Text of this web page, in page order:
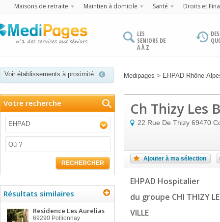
Maisons de retraite Maintien à domicile Santé Droits et
LES
SENIORS DE
A À Z
Voir établissements à proximité Medipages > EHPAD Rhône-
Votre recherche
EHPAD
RECHERCHER
Résultats similaires
Residence Les Aurelias
69290 Pollionnay
Ch Thizy Les
22 Rue De Thizy 69470
Ajouter à ma sélection
EHPAD Hospitalier
du groupe CHI THIZY
VILLE